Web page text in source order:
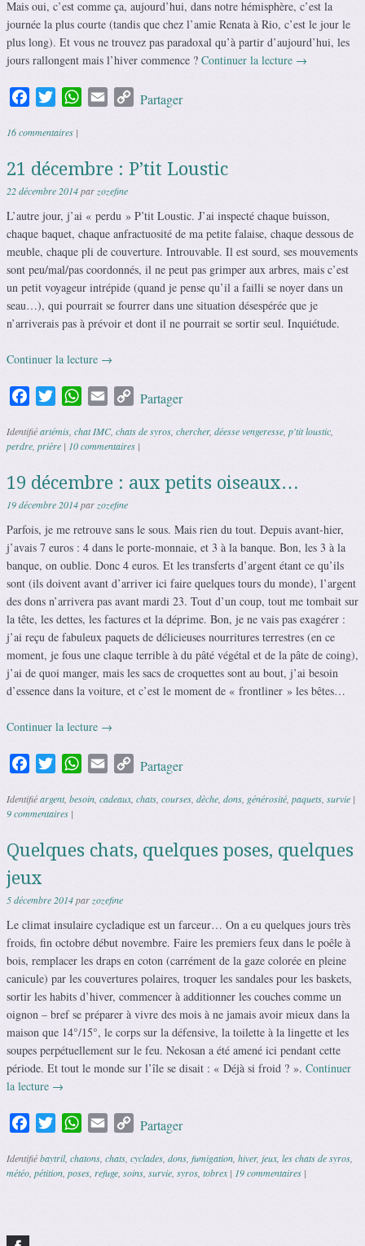
Mais oui, c’est comme ça, aujourd’hui, dans notre hémisphère, c’est la
journée la plus courte (tandis que chez l’amie Renata à Rio, c’est le jour le
plus long). Et vous ne trouvez pas paradoxal qu’à partir d’aujourd’hui, les
jours rallongent mais l’hiver commence ? Continuer la lecture →
FacebookTwitterWhatsApp
Email Copy
Partager
16 commentaires |
21 décembre : P’tit Loustic
22 décembre 2014parzozefine
L’autre jour, j’ai « perdu » P’tit Loustic. J’ai inspecté chaque buisson,
chaque baquet, chaque anfractuosité de ma petite falaise, chaque dessous de
meuble, chaque pli de couverture. Introuvable. Il est sourd, ses mouvements
sont peu/mal/pas coordonnés, il ne peut pas grimper aux arbres, mais c’est
un petit voyageur intrépide (quand je pense qu’il a failli se noyer dans un
seau…), qui pourrait se fourrer dans une situation désespérée que je
n’arriverais pas à prévoir et dont il ne pourrait se sortir seul. Inquiétude.
Continuer la lecture →
FacebookTwitterWhatsApp
Email Copy
Partager
Identifiéartémis, chat IMC, chats de syros, chercher, déesse vengeresse, p'tit loustic,
perdre, prière | 10 commentaires |
19 décembre : aux petits oiseaux…
19 décembre 2014parzozefine
Parfois, je me retrouve sans le sous. Mais rien du tout. Depuis avant-hier,
j’avais 7 euros : 4 dans le porte-monnaie, et 3 à la banque. Bon, les 3 à la
banque, on oublie. Donc 4 euros. Et les transferts d’argent étant ce qu’ils
sont (ils doivent avant d’arriver ici faire quelques tours du monde), l’argent
des dons n’arrivera pas avant mardi 23. Tout d’un coup, tout me tombait sur
la tête, les dettes, les factures et la déprime. Bon, je ne vais pas exagérer :
j’ai reçu de fabuleux paquets de délicieuses nourritures terrestres (en ce
moment, je fous une claque terrible à du pâté végétal et de la pâte de coing),
j’ai de quoi manger, mais les sacs de croquettes sont au bout, j’ai besoin
d’essence dans la voiture, et c’est le moment de « frontliner » les bêtes…
Continuer la lecture →
FacebookTwitterWhatsApp
Email Copy
Partager
Identifiéargent, besoin, cadeaux, chats, courses, dèche, dons, générosité, paquets, survie |
9 commentaires |
Quelques chats, quelques poses, quelques
jeux
5 décembre 2014parzozefine
Le climat insulaire cycladique est un farceur… On a eu quelques jours très
froids, fin octobre début novembre. Faire les premiers feux dans le poêle à
bois, remplacer les draps en coton (carrément de la gaze colorée en pleine
canicule) par les couvertures polaires, troquer les sandales pour les baskets,
sortir les habits d’hiver, commencer à additionner les couches comme un
oignon – bref se préparer à vivre des mois à ne jamais avoir mieux dans la
maison que 14°/15°, le corps sur la défensive, la toilette à la lingette et les
soupes perpétuellement sur le feu. Nekosan a été amené ici pendant cette
période. Et tout le monde sur l’île se disait : « Déjà si froid ? ». Continuer
la lecture →
FacebookTwitterWhatsApp
Email Copy
Partager
Identifiébaytril, chatons, chats, cyclades, dons, fumigation, hiver, jeux, les chats de syros,
météo, pétition, poses, refuge, soins, survie, syros, tobrex | 19 commentaires |